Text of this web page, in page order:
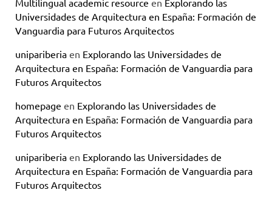
Multilingual academic resource en Explorando las
Universidades de Arquitectura en España: Formación de
Vanguardia para Futuros Arquitectos
unipariberia en Explorando las Universidades de
Arquitectura en España: Formación de Vanguardia para
Futuros Arquitectos
homepage en Explorando las Universidades de
Arquitectura en España: Formación de Vanguardia para
Futuros Arquitectos
unipariberia en Explorando las Universidades de
Arquitectura en España: Formación de Vanguardia para
Futuros Arquitectos